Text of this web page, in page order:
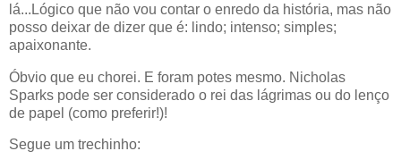
lá...Lógico que não vou contar o enredo da história, mas não
posso deixar de dizer que é: lindo; intenso; simples;
apaixonante.
Óbvio que eu chorei. E foram potes mesmo. Nicholas
Sparks pode ser considerado o rei das lágrimas ou do lenço
de papel (como preferir!)!
Segue um trechinho: